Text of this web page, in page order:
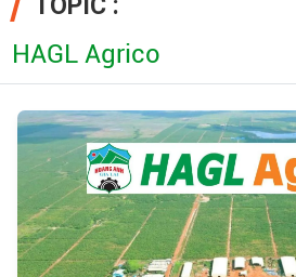
TOPIC :
HAGL Agrico